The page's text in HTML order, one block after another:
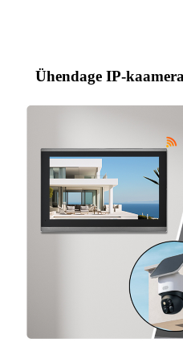
Ühendage IP-